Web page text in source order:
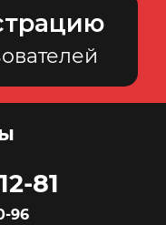
81
96